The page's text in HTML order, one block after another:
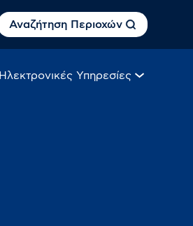
Αναζήτηση Περιοχών
Ηλεκτρονικές Υπηρεσίες